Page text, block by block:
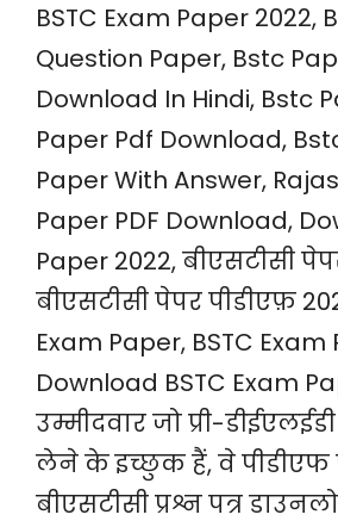
BSTC Exam Paper 2022,
Question Paper, Bstc
Download In Hindi, Bstc
Paper Pdf Download,
Paper With Answer,
Paper PDF Download,
Paper 2022, बीएसटीसी
बीएसटीसी पेपर पीडीएफ़
Exam Paper, BSTC Exam
Download BSTC Exam
उम्मीदवार जो प्री-
लेने के इच्छुक हैं, वे पीडीएफ
बीएसटीसी प्रश्न पत्र